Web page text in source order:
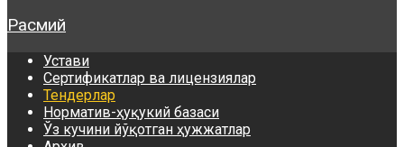
Расмий
Устави
Сертификатлар ва лицензиялар
Тендерлар
Норматив-ҳуқукий базаси
Ўз кучини йўқотган ҳужжатлар